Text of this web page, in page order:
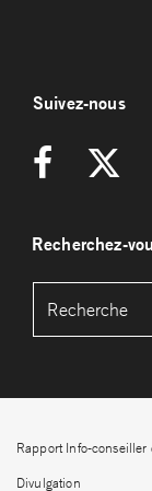
Suivez-nous
Recherchez-
Rapport Info-conseiller
Divulgation